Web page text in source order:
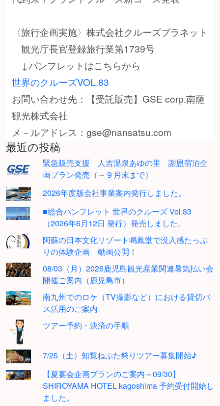
〈旅行企画実施〉株式会社クルーズプラネット
観光庁長官登録旅行業第1739号
↓パンフレットはこちらから
世界のクルーズVOL.83
お問い合わせ先：【受託販売】GSE corp.南薩
観光株式会社
メ－ルアドレス：gse@nansatsu.com
最近の投稿
緊急販売支援 人吉温泉あゆの里 謝恩宿泊企
画プラン発売（～９月末まで）
2026年度版会社事業案内発行しました。
■総合パンフレット 世界のクルーズ Vol.83
（2026年6月12日 発行）発売しました。
阿蘇の日本文化リゾート鳴鳳堂で没入感たっぷ
りの体験企画 動画公開！
08/03（月）2026鹿児島観光産業関連暑気払い会
開催ご案内（鹿児島市）
南九州でのロケ（TV撮影など）における貸切バ
ス活用のご案内
ツアー予約・決済の手順
7/25（土）知覧ねぷた祭りツアー募集開始♪
【夏宴会企画プランのご案内～09/30】
SHIROYAMA HOTEL kagoshima 予約受付開始し
ました。